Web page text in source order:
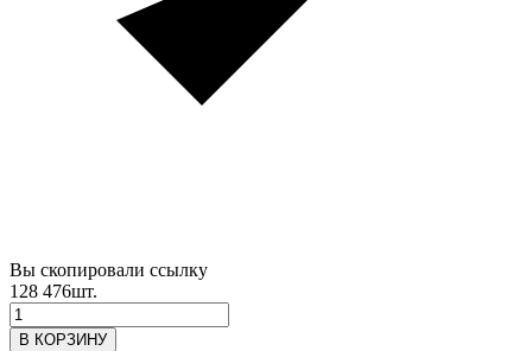
Вы скопировали ссылку
128 476шт.